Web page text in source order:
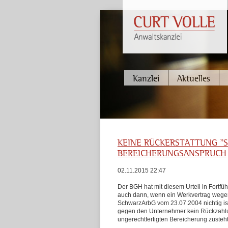
Kanzlei Aktuelles
KEINE RÜCKERSTATTUNG
BEREICHERUNGSANSPRUCH
02.11.2015 22:47
Der BGH hat mit diesem Urteil in
auch dann, wenn ein Werkvertrag
SchwarzArbG vom 23.07.2004 nichtig
gegen den Unternehmer kein
ungerechtfertigten Bereicherung zusteht.